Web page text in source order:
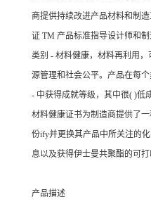
商提供持续改进产品材料和制
证 TM 产品标准指导设计师和
类别 - 材料健康，材料再利用
源管理和社会公平。产品在每
- 中获得成就等级，其中很( )低
材料健康证书为制造商提供了
份ify并更换其产品中所关注的
息以及获得伊士曼共聚酯的可
产品描述